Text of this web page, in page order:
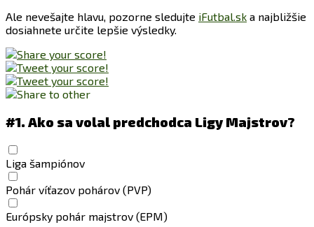
Ale nevešajte hlavu, pozorne sledujte iFutbal.sk a najbližšie
dosiahnete určite lepšie výsledky.
#1. Ako sa volal predchodca Ligy Majstrov?
Liga šampiónov
Pohár víťazov pohárov (PVP)
Európsky pohár majstrov (EPM)